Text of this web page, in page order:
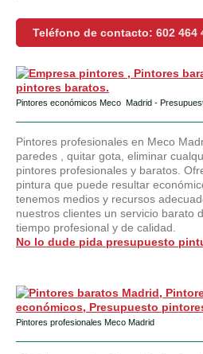
Teléfono de contacto: 602 464
Pintores económicos Meco Madrid -
Pintores profesionales en Meco
paredes , quitar gota, eliminar
pintores profesionales y baratos.
pintura que puede resultar
tenemos medios y recursos
nuestros clientes un servicio barato
tiempo profesional y de calidad.
No lo dude pida presupuesto
Pintores profesionales Meco Madrid